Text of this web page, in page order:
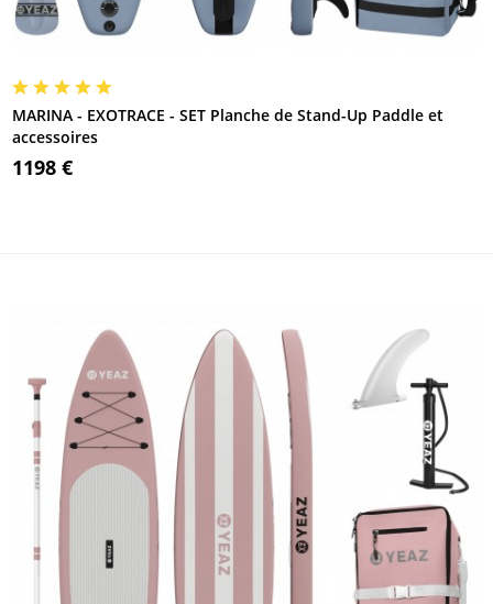
MARINA - EXOTRACE - SET Planche de Stand-Up Paddle et
accessoires
1198 €